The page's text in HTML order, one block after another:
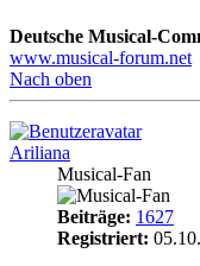
Deutsche Musical-
www.musical-forum.net
Nach oben
Ariliana
Musical-Fan
Beiträge: 1627
Registriert: